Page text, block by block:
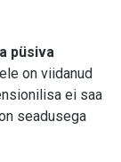
püsiva
on viidanud
ei saa
seadusega